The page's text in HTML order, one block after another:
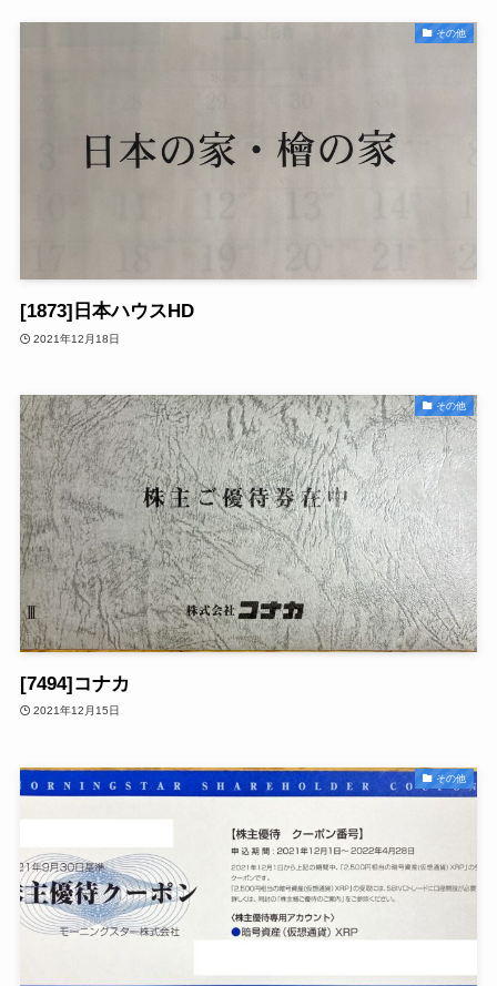
その他
[1873]日本ハウスHD
2021年12月18日
その他
[7494]コナカ
2021年12月15日
その他